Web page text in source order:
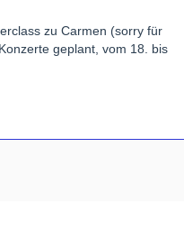
zu Carmen (sorry für
geplant, vom 18. bis